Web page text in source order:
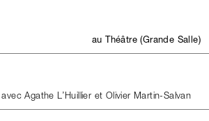
au Théâtre (Grande Salle)
Agathe L’Huillier et Olivier Martin-Salvan